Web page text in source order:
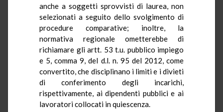
anche a soggetti sprovvisti di laurea, non
selezionati a seguito dello svolgimento di
procedure comparative; inoltre, la
normativa regionale ometterebbe di
richiamare gli artt. 53 t.u. pubblico impiego
e 5, comma 9, del d.l. n. 95 del 2012, come
convertito, che disciplinano i limiti e i divieti
di conferimento degli incarichi,
rispettivamente, ai dipendenti pubblici e ai
lavoratori collocati in quiescenza.